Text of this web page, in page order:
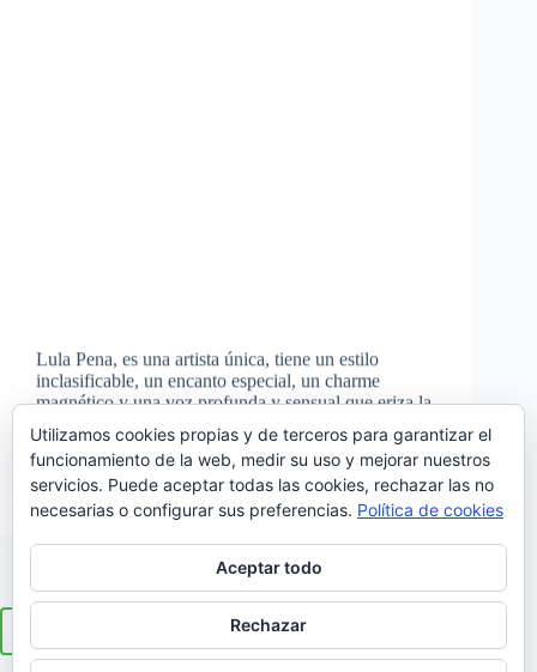
Lula Pena, es una artista única, tiene un estilo
inclasificable, un encanto especial, un charme
magnético y una voz profunda y sensual que eriza la
piel cuando canta. Estuvo en Madrid el viernes
actuando dentro de la programación musical que
Portugal…
Noemí Sánchez
10/06/2017
Utilizamos cookies propias y de terceros para garantizar el
funcionamiento de la web, medir su uso y mejorar nuestros
servicios. Puede aceptar todas las cookies, rechazar las no
necesarias o configurar sus preferencias. Política de cookies
Aceptar todo
Rechazar